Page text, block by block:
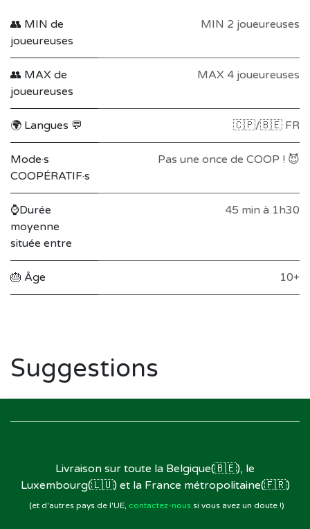
👥 MIN de
joueureuses
MIN 2 joueureuses
👥 MAX de
joueureuses
MAX 4 joueureuses
🌍 Langues 💬 🇨🇵/🇧🇪 FR
Mode·s
COOPÉRATIF·s
Pas une once de COOP ! 😈
⌚Durée
moyenne
située entre
45 min à 1h30
🎂 Âge 10+
Suggestions
Livraison sur toute la Belgique(🇧🇪), le
Luxembourg(🇱🇺) et la France métropolitaine(🇫🇷)
(et d'autres pays de l'UE, contactez-noussi vous avez un doute !)